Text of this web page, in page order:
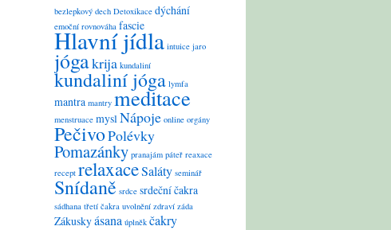
bezlepkový dech Detoxikace dýchání
emoční rovnováha fascie
Hlavní jídla intuice jaro
jógakrija kundaliní
kundaliní jóga lymfa
mantra mantry meditace
menstruace myslNápoje online orgány
PečivoPolévky
Pomazánky pranajám páteř reaxace
recept relaxaceSaláty seminář
Snídaně srdce srdeční čakra
sádhana třetí čakra uvolnění zdraví záda
Zákuskyásana úplněk čakry